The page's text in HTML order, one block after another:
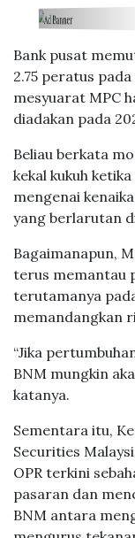
Bank pusat
2.75 peratus
mesyuarat MPC
diadakan pada
Beliau berkata
kekal kukuh
mengenai
yang berlarutan
Bagaimanapun,
terus memantau
terutamanya
memandangkan
“Jika
BNM mungkin
katanya.
Sementara itu,
Securities
OPR terkini
pasaran dan
BNM antara